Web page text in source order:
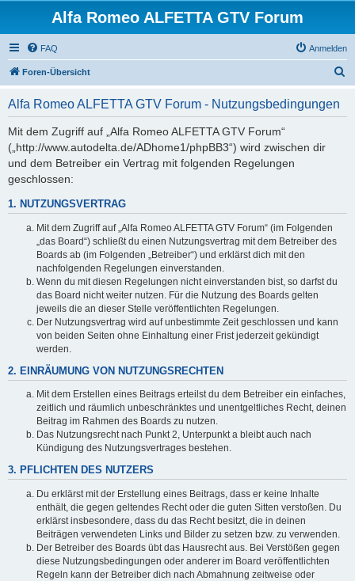
Alfa Romeo ALFETTA GTV Forum
FAQ Anmelden
Foren-Übersicht
Alfa Romeo ALFETTA GTV Forum - Nutzungsbedingungen
Mit dem Zugriff auf „Alfa Romeo ALFETTA GTV Forum“
(„http://www.autodelta.de/ADhome1/phpBB3“) wird zwischen dir
und dem Betreiber ein Vertrag mit folgenden Regelungen
geschlossen:
1. NUTZUNGSVERTRAG
Mit dem Zugriff auf „Alfa Romeo ALFETTA GTV Forum“ (im Folgenden
„das Board“) schließt du einen Nutzungsvertrag mit dem Betreiber des
Boards ab (im Folgenden „Betreiber“) und erklärst dich mit den
nachfolgenden Regelungen einverstanden.
Wenn du mit diesen Regelungen nicht einverstanden bist, so darfst du
das Board nicht weiter nutzen. Für die Nutzung des Boards gelten
jeweils die an dieser Stelle veröffentlichten Regelungen.
Der Nutzungsvertrag wird auf unbestimmte Zeit geschlossen und kann
von beiden Seiten ohne Einhaltung einer Frist jederzeit gekündigt
werden.
2. EINRÄUMUNG VON NUTZUNGSRECHTEN
Mit dem Erstellen eines Beitrags erteilst du dem Betreiber ein einfaches,
zeitlich und räumlich unbeschränktes und unentgeltliches Recht, deinen
Beitrag im Rahmen des Boards zu nutzen.
Das Nutzungsrecht nach Punkt 2, Unterpunkt a bleibt auch nach
Kündigung des Nutzungsvertrages bestehen.
3. PFLICHTEN DES NUTZERS
Du erklärst mit der Erstellung eines Beitrags, dass er keine Inhalte
enthält, die gegen geltendes Recht oder die guten Sitten verstoßen. Du
erklärst insbesondere, dass du das Recht besitzt, die in deinen
Beiträgen verwendeten Links und Bilder zu setzen bzw. zu verwenden.
Der Betreiber des Boards übt das Hausrecht aus. Bei Verstößen gegen
diese Nutzungsbedingungen oder anderer im Board veröffentlichten
Regeln kann der Betreiber dich nach Abmahnung zeitweise oder